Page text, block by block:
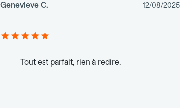
Genevieve C. 12/08/2025
Tout est parfait, rien à redire.